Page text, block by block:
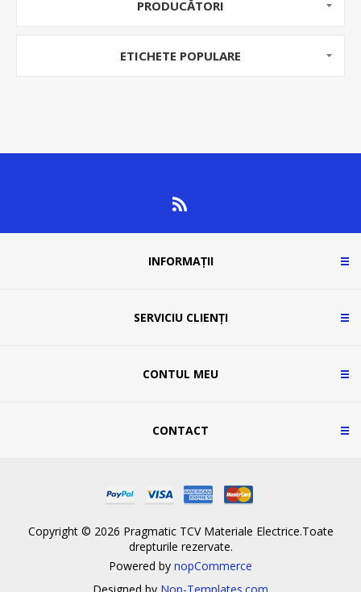
PRODUCĂTORI
ETICHETE POPULARE
INFORMAȚII
SERVICIU CLIENȚI
CONTUL MEU
CONTACT
Copyright © 2026 Pragmatic TCV Materiale Electrice.Toate
drepturile rezervate.
Powered by nopCommerce
Designed by Nop-Templates.com